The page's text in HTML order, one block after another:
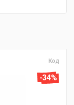
Код
-34%